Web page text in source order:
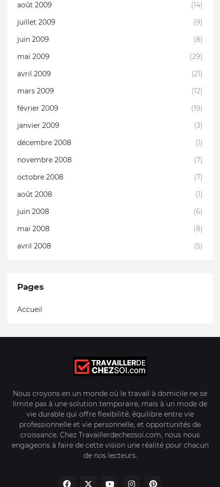
août 2009
(14)
juillet 2009
(9)
juin 2009
(8)
mai 2009
(29)
avril 2009
(21)
mars 2009
(12)
février 2009
(19)
janvier 2009
(3)
décembre 2008
(1)
novembre 2008
(7)
octobre 2008
(7)
août 2008
(1)
juin 2008
(6)
mai 2008
(8)
avril 2008
(5)
Pages
Accueil
Nous croyons en un monde où le travail à domicile ne se
limite pas à une solution temporaire, mais à un mode de
vie durable qui offre flexibilité, équilibre entre vie
professionnelle et vie personnelle, et opportunités de
croissance. Chez Travaillerdechezsoi.com, nous nous
engageons à faire de cette vision une réalité pour chacun
de nos lecteurs.